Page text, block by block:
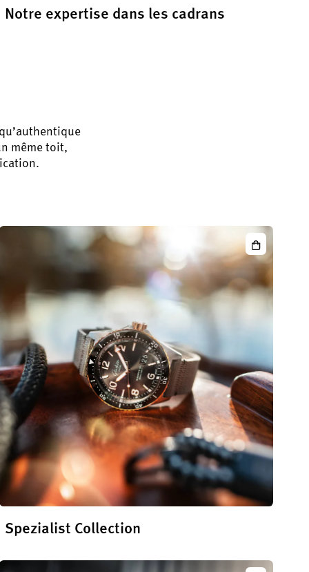
Notre expertise dans les cadrans
même toit,
SeaQ
Date
Panorama
Spezialist Collection